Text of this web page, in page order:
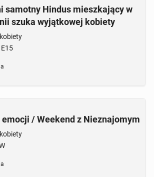
samotny Hindus mieszkający w
szuka wyjątkowej kobiety
emocji / Weekend z Nieznajomym